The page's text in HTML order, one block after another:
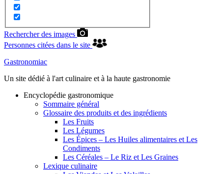
Rechercher des images
Personnes citées dans le site
Gastronomiac
Un site dédié à l'art culinaire et à la haute gastronomie
Encyclopédie gastronomique
Sommaire général
Glossaire des produits et des ingrédients
Les Fruits
Les Légumes
Les Épices – Les Huiles alimentaires et Les
Condiments
Les Céréales – Le Riz et Les Graines
Lexique culinaire